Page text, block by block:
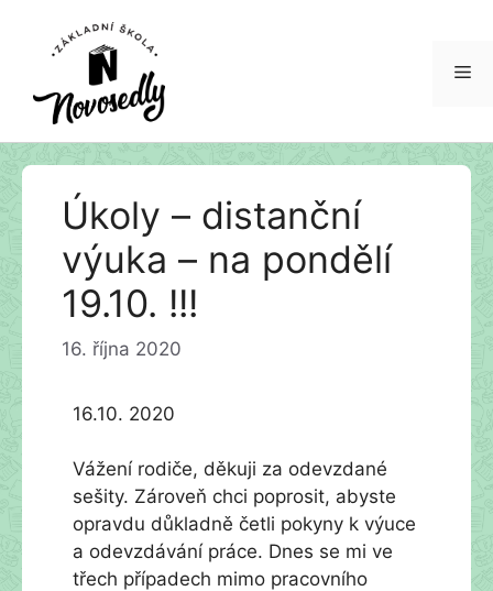
Přeskočit
Úkoly – distanční
výuka – na pondělí
19.10. !!!
16. října 2020
16.10. 2020
Vážení rodiče, děkuji za odevzdané
sešity. Zároveň chci poprosit, abyste
opravdu důkladně četli pokyny k výuce
a odevzdávání práce. Dnes se mi ve
třech případech mimo pracovního